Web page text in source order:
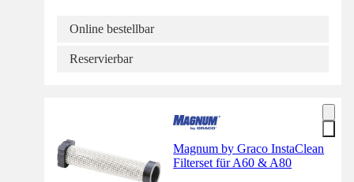
Online bestellbar
Reservierbar
Magnum by Graco InstaClean
Filterset für A60 & A80